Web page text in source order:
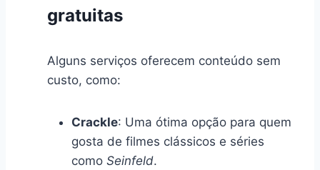
gratuitas
Alguns serviços oferecem conteúdo sem
custo, como:
Crackle: Uma ótima opção para quem
gosta de filmes clássicos e séries
como Seinfeld.